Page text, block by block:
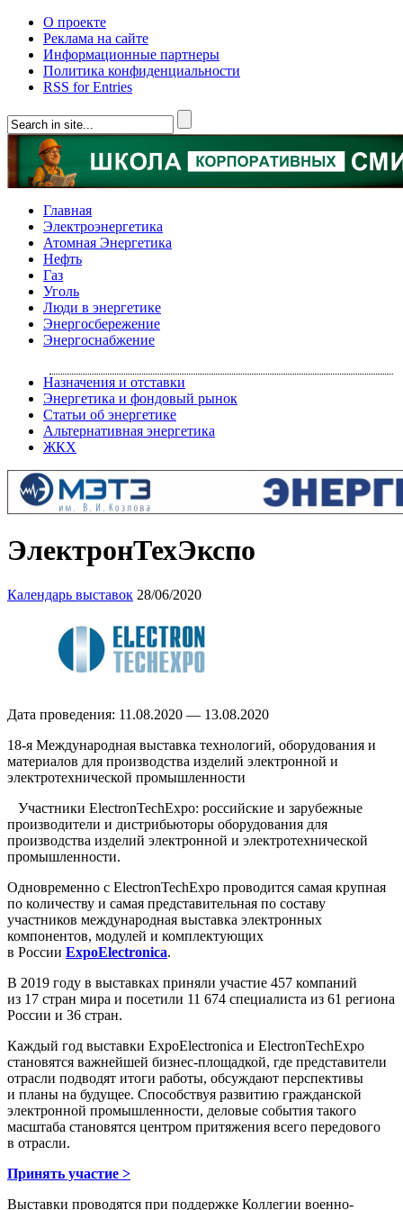
О проекте
Реклама на сайте
Информационные партнеры
Политика конфиденциальности
RSS for Entries
Главная
Электроэнергетика
Атомная Энергетика
Нефть
Газ
Уголь
Люди в энергетике
Энергосбережение
Энергоснабжение
Назначения и отставки
Энергетика и фондовый рынок
Статьи об энергетике
Альтернативная энергетика
ЖКХ
ЭлектронТехЭкспо
Календарь выставок 28/06/2020
Дата проведения: 11.08.2020 — 13.08.2020
18-я Международная выставка технологий, оборудования и
материалов для производства изделий электронной и
электротехнической промышленности
Участники ElectronTechExpo: российские и зарубежные
производители и дистрибьюторы оборудования для
производства изделий электронной и электротехнической
промышленности.
Одновременно с ElectronTechExpo проводится самая крупная
по количеству и самая представительная по составу
участников международная выставка электронных
компонентов, модулей и комплектующих
в России ExpoElectronica.
В 2019 году в выставках приняли участие 457 компаний
из 17 стран мира и посетили 11 674 специалиста из 61 региона
России и 36 стран.
Каждый год выставки ExpoElectronica и ElectronTechExpo
становятся важнейшей бизнес-площадкой, где представители
отрасли подводят итоги работы, обсуждают перспективы
и планы на будущее. Способствуя развитию гражданской
электронной промышленности, деловые события такого
масштаба становятся центром притяжения всего передового
в отрасли.
Принять участие >
Выставки проводятся при поддержке Коллегии военно-